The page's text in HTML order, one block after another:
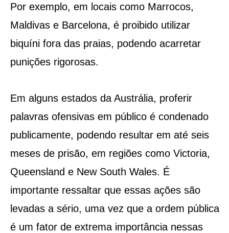
Por exemplo, em locais como Marrocos,
Maldivas e Barcelona, é proibido utilizar
biquíni fora das praias, podendo acarretar
punições rigorosas.
Em alguns estados da Austrália, proferir
palavras ofensivas em público é condenado
publicamente, podendo resultar em até seis
meses de prisão, em regiões como Victoria,
Queensland e New South Wales. É
importante ressaltar que essas ações são
levadas a sério, uma vez que a ordem pública
é um fator de extrema importância nessas